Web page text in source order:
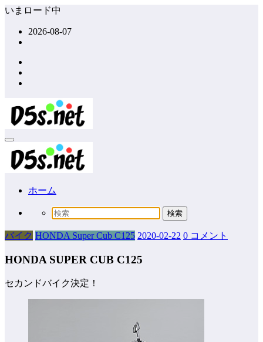
コ
ッ
プ
いまロード中
2026-08-07
ホーム
バイク HONDA Super Cub C125 2020-02-22 0 コメント
HONDA SUPER CUB C125
セカンドバイク決定！